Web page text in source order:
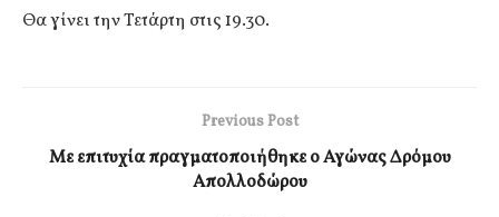
Θα γίνει την Τετάρτη στις 19.30.
Previous Post
Με επιτυχία πραγματοποιήθηκε ο Αγώνας Δρόμου
Απολλοδώρου